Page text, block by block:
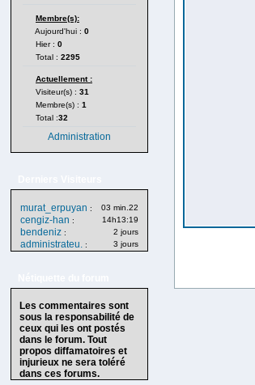
Membre(s):
Aujourd'hui : 0
Hier : 0
Total : 2295
Actuellement :
Visiteur(s) : 31
Membre(s) : 1
Total :32
Administration
murat_erpuyan : 03 min.22
cengiz-han : 14h13:19
bendeniz : 2 jours
administrateu. : 3 jours
Les commentaires sont
sous la responsabilité de
ceux qui les ont postés
dans le forum. Tout
propos diffamatoires et
injurieux ne sera toléré
dans ces forums.